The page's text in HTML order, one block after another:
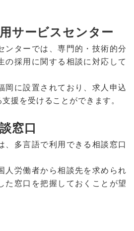
用サービスセンター
ンターでは、専門的・技術的分
の採用に関する相談に対応して
岡に設置されており、求人申込
援を受けることができます。
窓口
、多言語で利用できる相談窓口
人労働者から相談先を求められ
た窓口を把握しておくことが望